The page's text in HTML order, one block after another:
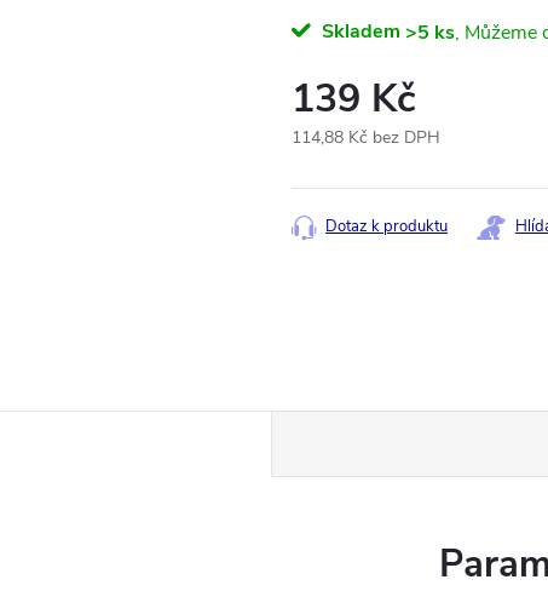
Skladem >5 ks
139 Kč
114,88 Kč bez DPH
cena:
Dotaz k produktu